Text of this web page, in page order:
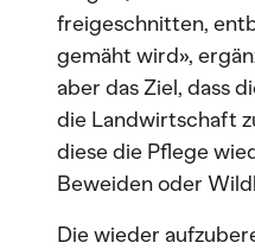
freigeschnitten,
gemäht wird»,
aber das Ziel, dass
die Landwirtschaft
diese die Pflege
Beweiden oder
Die wieder